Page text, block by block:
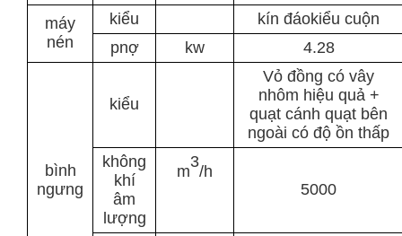
máy
nén
kiểu kín đáokiểu cuộn
pnợ kw 4.28
bình
ngưng
kiểu
Vỏ đồng có vây
nhôm hiệu quả +
quạt cánh quạt bên
ngoài có độ ồn thấp
không
khí
âm
lượng
m
3
/h
5000